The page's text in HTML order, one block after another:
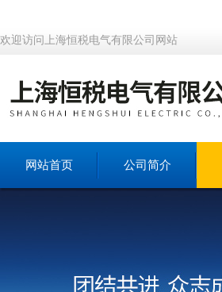
欢迎访问上海恒税电气有限公司网站
网站首页 公司简介